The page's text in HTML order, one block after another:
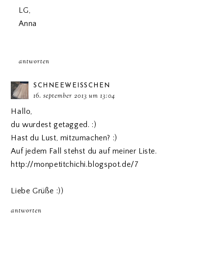
LG,
Anna
antworten
SCHNEEWEISSCHEN
16. september 2013 um 13:04
Hallo,
du wurdest getagged. :)
Hast du Lust, mitzumachen? :)
Auf jedem Fall stehst du auf meiner Liste.
http://monpetitchichi.blogspot.de/7
Liebe Grüße :))
antworten